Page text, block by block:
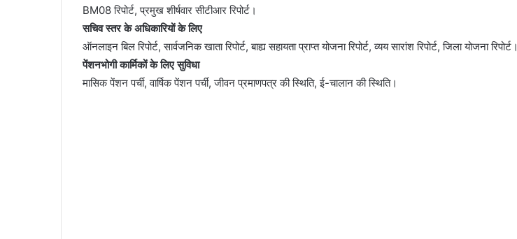
BM08 रिपोर्ट, प्रमुख शीर्षवार सीटीआर रिपोर्ट।
सचिव स्तर के अधिकारियों के लिए
ऑनलाइन बिल रिपोर्ट, सार्वजनिक खाता रिपोर्ट, बाह्य सहायता प्राप्त योजना रिपोर्ट, व्यय सारांश रिपोर्ट, जिला योजना रिपोर्ट।
पेंशनभोगी कार्मिकों के लिए सुविधा
मासिक पेंशन पर्ची, वार्षिक पेंशन पर्ची, जीवन प्रमाणपत्र की स्थिति, ई-चालान की स्थिति।
संग की हत्या
इतना
तंग
किया
कि
झूल
गई
March 19, 2026
आईटीबीपी जवान ने नर्स को इतना तंग किया कि झूल गई
फंदे से, मुकदमा दर्ज
चलना
बेहतर,
रोके
November 8, 2023
कल दून की इन सड़कों पर न चलना
वाहन